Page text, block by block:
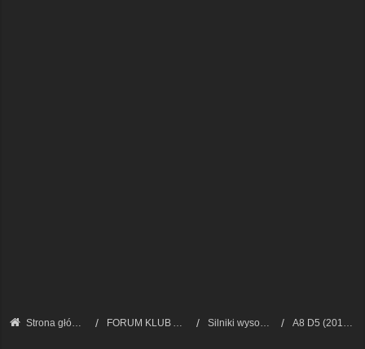
Strona główna FORUM KLUB AUDI A8 - FORUM TECHNICZNE Silniki wysokoprężne A8 D5 (2017 - 2023)